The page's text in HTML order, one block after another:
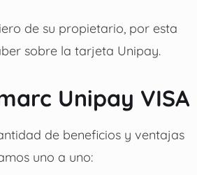
de su propietario, por esta
sobre la tarjeta Unipay.
Unipay VISA
de beneficios y ventajas
uno a uno: